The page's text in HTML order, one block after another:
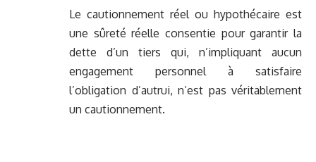
Le cautionnement réel ou hypothécaire est
une sûreté réelle consentie pour garantir la
dette d’un tiers qui, n’impliquant aucun
engagement personnel à satisfaire
l’obligation d’autrui, n’est pas véritablement
un cautionnement.